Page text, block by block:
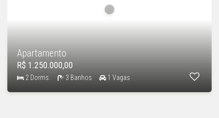
Apartamento
R$ 1.250.000,00
2 Dorms. 3 Banhos 1 Vagas